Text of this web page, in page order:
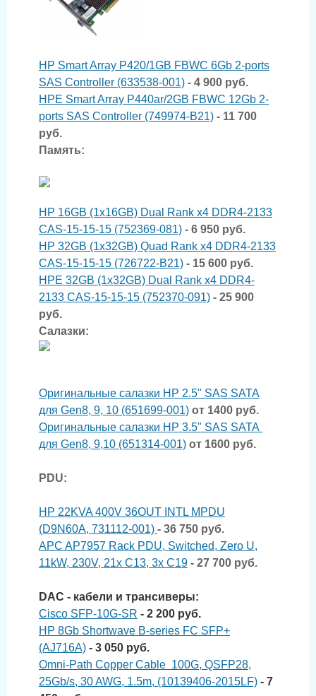
HP Smart Array P420/1GB FBWC 6Gb 2-ports
SAS Controller (633538-001) - 4 900 руб.
HPE Smart Array P440ar/2GB FBWC 12Gb 2-
ports SAS Controller (749974-B21) - 11 700
руб.
Память:
HP 16GB (1x16GB) Dual Rank x4 DDR4-2133
CAS-15-15-15 (752369-081) - 6 950 руб.
HP 32GB (1x32GB) Quad Rank x4 DDR4-2133
CAS-15-15-15 (726722-B21) - 15 600 руб.
HPE 32GB (1x32GB) Dual Rank x4 DDR4-
2133 CAS-15-15-15 (752370-091) - 25 900
руб.
Салазки:
Оригинальные салазки HP 2.5" SAS SATA
для Gen8, 9, 10 (651699-001) от 1400 руб.
Оригинальные салазки HP 3.5" SAS SATA
для Gen8, 9,10 (651314-001) от 1600 руб.
PDU:
HP 22KVA 400V 36OUT INTL MPDU
(D9N60A, 731112-001) - 36 750 руб.
APC AP7957 Rack PDU, Switched, Zero U,
11kW, 230V, 21x C13, 3x C19 - 27 700 руб.
DAC - кабели и трансиверы:
Cisco SFP-10G-SR - 2 200 руб.
HP 8Gb Shortwave B-series FC SFP+
(AJ716A) - 3 050 руб.
Omni-Path Copper Cable 100G, QSFP28,
25Gb/s, 30 AWG, 1.5m, (10139406-2015LF) - 7